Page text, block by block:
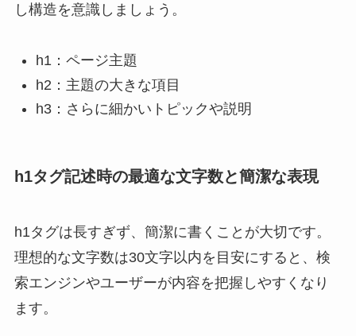
し構造を意識しましょう。
h1：ページ主題
h2：主題の大きな項目
h3：さらに細かいトピックや説明
h1タグ記述時の最適な文字数と簡潔な表現
h1タグは長すぎず、簡潔に書くことが大切です。
理想的な文字数は30文字以内を目安にすると、検
索エンジンやユーザーが内容を把握しやすくなり
ます。